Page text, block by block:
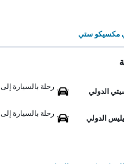
مكسيكو ستي
الدولي
رحلة بالسيارة إلى 13 من الدقائق
الدولي
رحلة بالسيارة إلى 50 من الدقائق